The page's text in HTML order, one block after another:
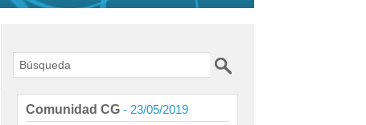
Comunidad CG - 23/05/2019